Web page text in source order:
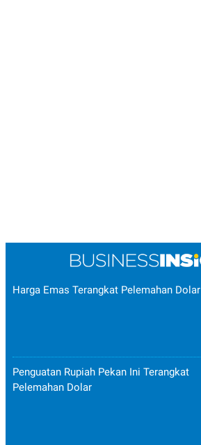
Harga Emas Terangkat Pelemahan Dolar
Penguatan Rupiah Pekan Ini Terangkat
Pelemahan Dolar